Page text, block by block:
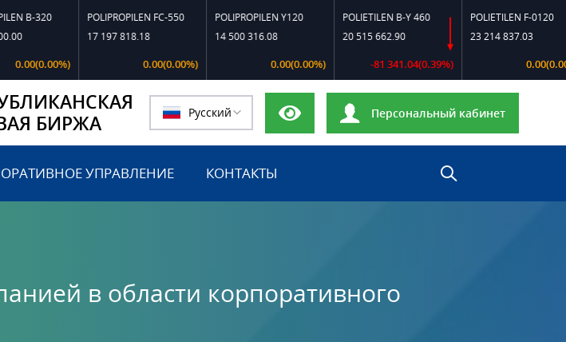
POLIPROPILEN FC-550
17 197 818.18
0.00(0.00%)
POLIPROPILEN Y120
14 500 316.08
0.00(0.00%)
POLIETILEN B-Y 460
20 515 662.90
-81 341.04(0.39%)
POLIETILEN F-0120
23 214 837.03
0.00(0.00%)
БИРЖА
Русский Персональный кабинет
УПРАВЛЕНИЕ КОНТАКТЫ
в области корпоративного